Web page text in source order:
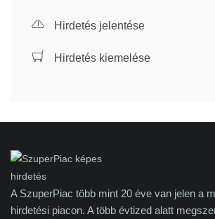
Hirdetés jelentése
Hirdetés kiemelése
A SzuperPiac több mint 20 éve van jelen a
hirdetési piacon. A több évtized alatt